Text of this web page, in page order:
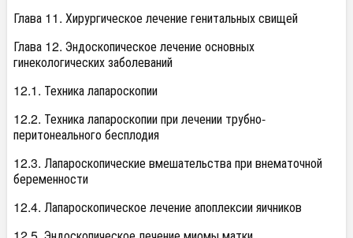
Глава 11. Хирургическое лечение генитальных свищей
Глава 12. Эндоскопическое лечение основных
гинекологических заболеваний
12.1. Техника лапароскопии
12.2. Техника лапароскопии при лечении трубно-
перитонеального бесплодия
12.3. Лапароскопические вмешательства при внематочной
беременности
12.4. Лапароскопическое лечение апоплексии яичников